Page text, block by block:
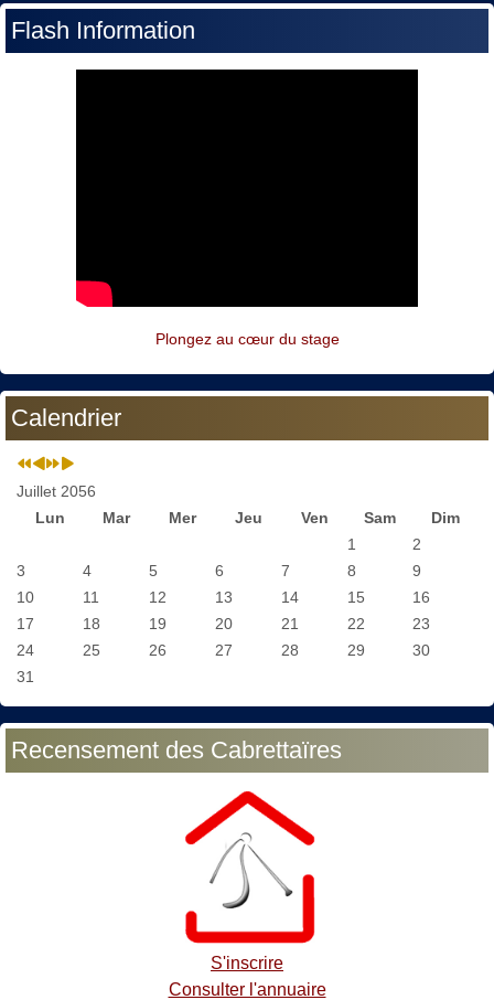
Flash Information
Plongez au cœur du stage
Calendrier
Juillet 2056
Lun
Mar Mer Jeu Ven Sam
Dim
1
2
3
4 5 6 7 8
9
10
11 12 13 14 15
16
17
18 19 20 21 22
23
24
25 26 27 28 29
30
31
Recensement des Cabrettaïres
S'inscrire
Consulter l'annuaire